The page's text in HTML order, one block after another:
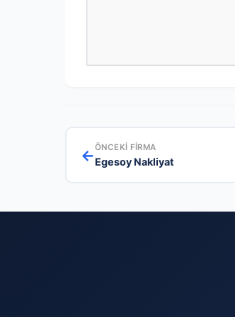
←ÖNCEKI FIRMA
Egesoy Nakliyat